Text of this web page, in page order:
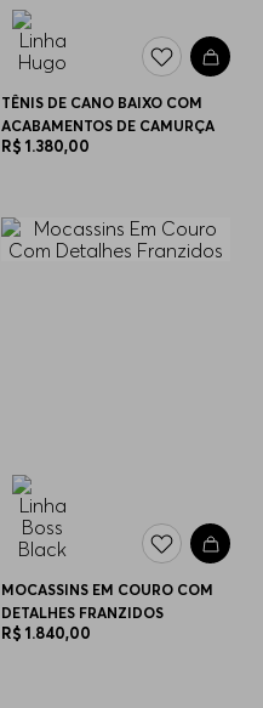
TÊNIS DE CANO BAIXO COM
ACABAMENTOS DE CAMURÇA
R$ 1.380,00
MOCASSINS EM COURO COM
DETALHES FRANZIDOS
R$ 1.840,00